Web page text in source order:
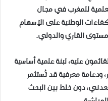
للمغرب في مجال
الوطنية على الإسهام
القاري والدولي.
عليه، لبنة علمية أساسية
ودعامة معرفية قد تُستثمر
دون خلط بين البحث